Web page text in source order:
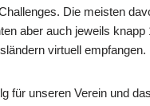
Die meisten
aber auch jeweils knapp
virtuell empfangen.
für unseren Verein und das